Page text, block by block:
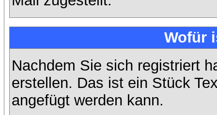
Wofür
Nachdem Sie sich registriert
erstellen. Das ist ein Stück
angefügt werden kann.